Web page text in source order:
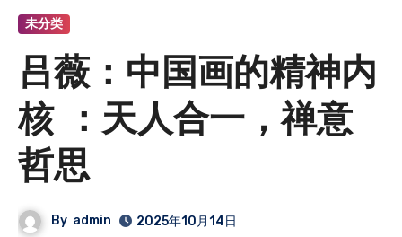
未分类
吕薇：中国画的精神内
核 ：天人合一，禅意
哲思
By admin 2025年10月14日